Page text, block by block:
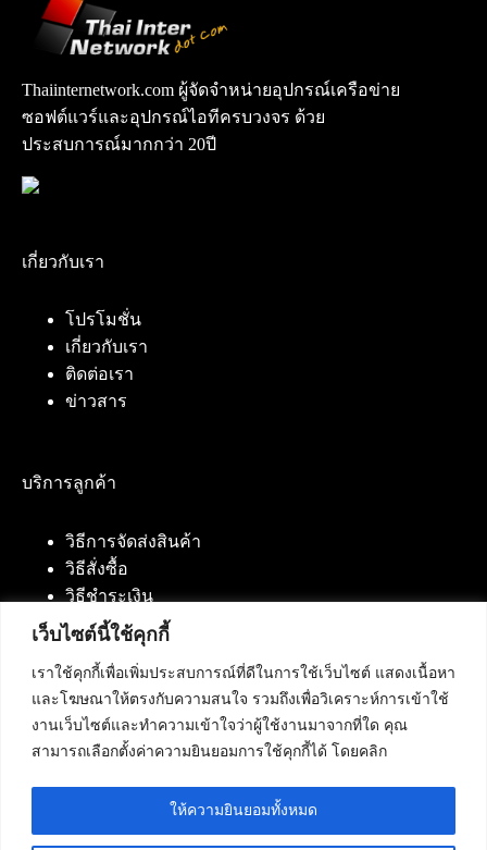
เว็บไซต์นี้ใช้คุกกี้
เราใช้คุกกี้เพื่อเพิ่มประสบการณ์ที่ดีในการใช้เว็บไซต์ แสดงเนื้อหา
และโฆษณาให้ตรงกับความสนใจ รวมถึงเพื่อวิเคราะห์การเข้าใช้
งานเว็บไซต์และทำความเข้าใจว่าผู้ใช้งานมาจากที่ใด คุณ
สามารถเลือกตั้งค่าความยินยอมการใช้คุกกี้ได้ โดยคลิก
ให้ความยินยอมทั้งหมด
Thaiinternetwork.com ผู้จัดจำหน่ายอุปกรณ์เครือข่าย
ซอฟต์แวร์และอุปกรณ์ไอทีครบวงจร ด้วย
ประสบการณ์มากกว่า 20ปี
เกี่ยวกับเรา
โปรโมชั่น
เกี่ยวกับเรา
ติดต่อเรา
ข่าวสาร
บริการลูกค้า
วิธีการจัดส่งสินค้า
วิธีสั่งซื้อ
วิธีชำระเงิน
ติดต่อเรา
บริษัท เน็ทฟิวชั่น คอมมิวนิเคชั่น จำกัด 420/94 ถนน
นัมเบอร์วัน-ราม 2 แขวงดอกไม้, เขตประเวศ
กรุงเทพมหานคร 10250
โทรศัพท์ :084-553-4055,086-309-5259,